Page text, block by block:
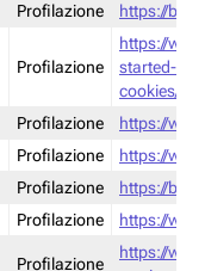
Profilazione https://
Profilazione
https://
started-
cookies/
Profilazione
https://
Profilazione
https://
Profilazione
https://
Profilazione https://
Profilazione
https://